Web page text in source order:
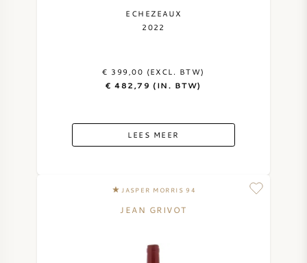
ECHEZEAUX
2022
€ 399,00 (EXCL. BTW)
€ 482,79 (IN. BTW)
LEES MEER
JASPER MORRIS 94
JEAN GRIVOT